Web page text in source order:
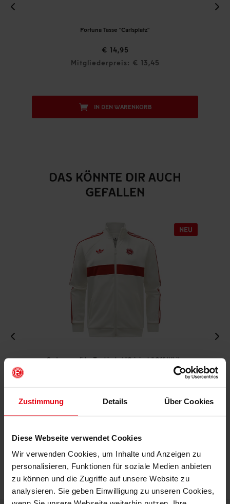
Zustimmung Details Über Cookies
Diese Webseite verwendet Cookies
Wir verwenden Cookies, um Inhalte und Anzeigen zu
personalisieren, Funktionen für soziale Medien anbieten
zu können und die Zugriffe auf unsere Website zu
analysieren. Sie geben Einwilligung zu unseren Cookies,
Fortuna Tasse "Carlsplatz"
€ 14,95
Mitgliederpreis: € 13,45
IN DEN WARENKORB
DAS KÖNNTE DIR AUCH
GEFALLEN
Fortuna x adidas Trackjacket "Originals" Off-White